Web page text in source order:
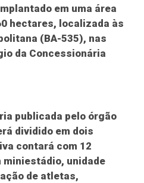
em uma área
hectares, localizada às
(BA-535), nas
da Concessionária
publicada pelo órgão
dividido em dois
contará com 12
miniestádio, unidade
de atletas,